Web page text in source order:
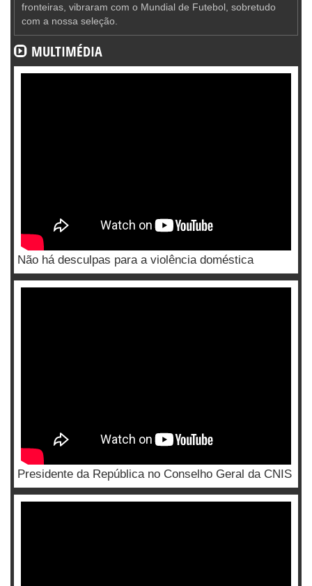
fronteiras, vibraram com o Mundial de Futebol, sobretudo
com a nossa seleção.
MULTIMÉDIA
Não há desculpas para a violência doméstica
Presidente da República no Conselho Geral da CNIS